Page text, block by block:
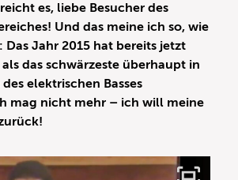
es, liebe Besucher des
Und das meine ich so, wie
Das Jahr 2015 hat bereits jetzt
das schwärzeste überhaupt in
elektrischen Basses
mag nicht mehr – ich will meine